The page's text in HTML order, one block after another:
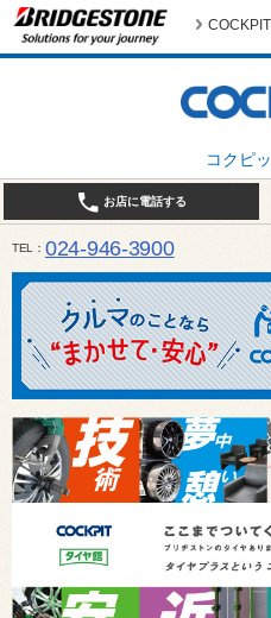
コクピ
お店に電話する
TEL 024-946-3900
平日 9:30～19:00 日・祝日 9:30～18:00 /